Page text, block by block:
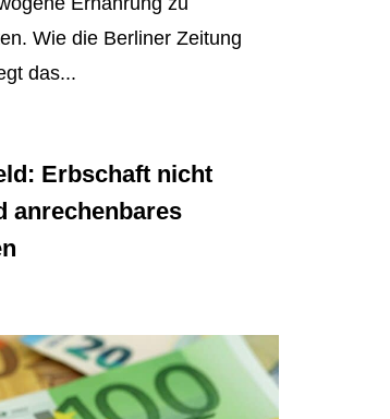
Wie die Berliner Zeitung
das...
Erbschaft nicht
anrechenbares